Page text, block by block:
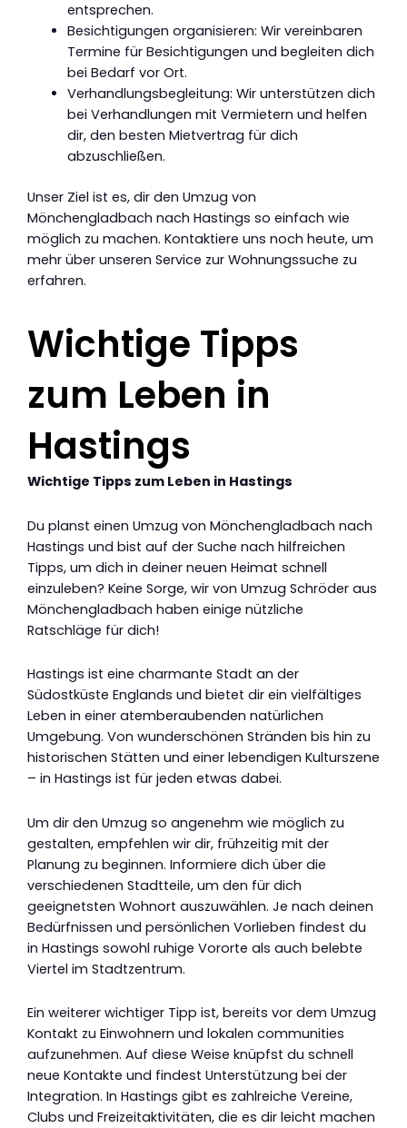
entsprechen.
Besichtigungen organisieren: Wir vereinbaren
Termine für Besichtigungen und begleiten dich
bei Bedarf vor Ort.
Verhandlungsbegleitung: Wir unterstützen dich
bei Verhandlungen mit Vermietern und helfen
dir, den besten Mietvertrag für dich
abzuschließen.
Unser Ziel ist es, dir den Umzug von
Mönchengladbach nach Hastings so einfach wie
möglich zu machen. Kontaktiere uns noch heute, um
mehr über unseren Service zur Wohnungssuche zu
erfahren.
Wichtige Tipps
zum Leben in
Hastings
Wichtige Tipps zum Leben in Hastings
Du planst einen Umzug von Mönchengladbach nach
Hastings und bist auf der Suche nach hilfreichen
Tipps, um dich in deiner neuen Heimat schnell
einzuleben? Keine Sorge, wir von Umzug Schröder aus
Mönchengladbach haben einige nützliche
Ratschläge für dich!
Hastings ist eine charmante Stadt an der
Südostküste Englands und bietet dir ein vielfältiges
Leben in einer atemberaubenden natürlichen
Umgebung. Von wunderschönen Stränden bis hin zu
historischen Stätten und einer lebendigen Kulturszene
– in Hastings ist für jeden etwas dabei.
Um dir den Umzug so angenehm wie möglich zu
gestalten, empfehlen wir dir, frühzeitig mit der
Planung zu beginnen. Informiere dich über die
verschiedenen Stadtteile, um den für dich
geeignetsten Wohnort auszuwählen. Je nach deinen
Bedürfnissen und persönlichen Vorlieben findest du
in Hastings sowohl ruhige Vororte als auch belebte
Viertel im Stadtzentrum.
Ein weiterer wichtiger Tipp ist, bereits vor dem Umzug
Kontakt zu Einwohnern und lokalen communities
aufzunehmen. Auf diese Weise knüpfst du schnell
neue Kontakte und findest Unterstützung bei der
Integration. In Hastings gibt es zahlreiche Vereine,
Clubs und Freizeitaktivitäten, die es dir leicht machen